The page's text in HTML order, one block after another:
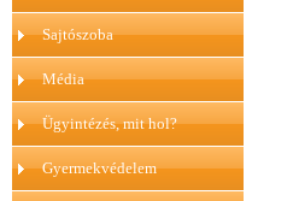
Sajtószoba
Média
Ügyintézés, mit hol?
Gyermekvédelem